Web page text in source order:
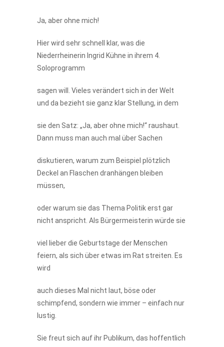
Ja, aber ohne mich!
Hier wird sehr schnell klar, was die
Niederrheinerin Ingrid Kühne in ihrem 4.
Soloprogramm
sagen will. Vieles verändert sich in der Welt
und da bezieht sie ganz klar Stellung, in dem
sie den Satz: „Ja, aber ohne mich!“ raushaut.
Dann muss man auch mal über Sachen
diskutieren, warum zum Beispiel plötzlich
Deckel an Flaschen dranhängen bleiben
müssen,
oder warum sie das Thema Politik erst gar
nicht anspricht. Als Bürgermeisterin würde sie
viel lieber die Geburtstage der Menschen
feiern, als sich über etwas im Rat streiten. Es
wird
auch dieses Mal nicht laut, böse oder
schimpfend, sondern wie immer – einfach nur
lustig.
Sie freut sich auf ihr Publikum, das hoffentlich